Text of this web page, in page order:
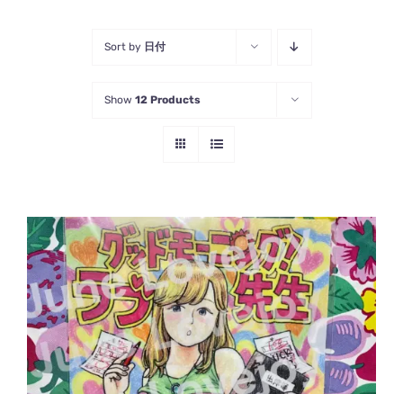
Sort by 日付
Show 12 Products
お買い物カゴに追加
/